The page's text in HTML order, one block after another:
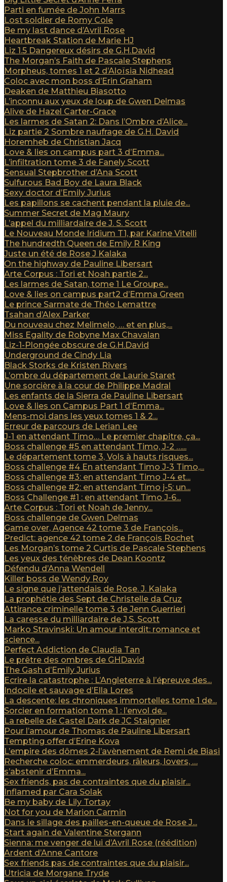
Parti en fumée de John Marrs
Lost soldier de Romy Cole
Be my last dance d’Avril Rose
Heartbreak Station de Marie HJ
Liz 1.5 Dangereux désirs de G.H.David
The Morgan’s Faith de Pascale Stephens
Morpheus, tomes 1 et 2 d’Aloïsia Nidhead
Coloc avec mon boss d’Erin Graham
Deaken de Matthieu Biasotto
L’inconnu aux yeux de loup de Gwen Delmas
Alive de Hazel Carter-Grace
Les larmes de Satan 2: Dans l’Ombre d’Alice...
Liz partie 2 Sombre naufrage de G.H. David
Horemheb de Christian Jacq
Love & lies on campus part 3 d’Emma...
L’infiltration tome 3 de Fanely Scott
Sensual Stepbrother d’Ana Scott
Sulfurous Bad Boy de Laura Black
Sexy doctor d’Emily Jurius
Les papillons se cachent pendant la pluie de...
Summer Secret de Mag Maury
L’appel du milliardaire de J. S. Scott
Le Nouveau Monde Iridium T1, par Karine Vitelli
The hundredth Queen de Emily R King
Juste un été de Rose J Kalaka
On the highway de Pauline Libersart
Arte Corpus : Tori et Noah partie 2...
Les larmes de Satan, tome 1 Le Groupe...
Love & lies on campus part2 d’Emma Green
Le prince Sarmate de Théo Lemattre
Tsahan d’Alex Parker
Du nouveau chez Melimelo, … et en plus,...
Miss Egality de Robyne Max Chavalan
Liz-1-Plongée obscure de G.H.David
Underground de Cindy Lia
Black Storks de Kristen Rivers
L’ombre du département de Laurie Staret
Une sorcière à la cour de Philippe Madral
Les enfants de la Sierra de Pauline Libersart
Love & lies on Campus Part 1 d’Emma...
Mens-moi dans les yeux tomes 1 & 2...
Erreur de parcours de Lerian Lee
J-1 en attendant Timo… Le premier chapitre, ça...
Boss challenge #5 en attendant Timo, J-2 …...
Le département tome 3, Vols à hauts risques...
Boss challenge #4 En attendant Timo J-3 Timo,...
Boss challenge #3: en attendant Timo J-4 et...
Boss challenge #2: en attendant Timo j-5: un...
Boss Challenge #1 : en attendant Timo J-6...
Arte Corpus : Tori et Noah de Jenny...
Boss challenge de Gwen Delmas
Game over, Agence 42 tome 3 de François...
Predict: agence 42 tome 2 de François Rochet
Les Morgan’s tome 2 Curtis de Pascale Stephens
Les yeux des ténèbres de Dean Koontz
Défendu d’Anna Wendell
Killer boss de Wendy Roy
Le signe que j’attendais de Rose. J. Kalaka
La prophétie des Sept de Christelle da Cruz
Attirance criminelle tome 3 de Jenn Guerrieri
La caresse du milliardaire de J.S. Scott
Marko Stravinski: Un amour interdit: romance et
science...
Perfect Addiction de Claudia Tan
Le prêtre des ombres de GHDavid
The Gash d’Emily Jurius
Ecrire la catastrophe : L’Angleterre à l’épreuve des...
Indocile et sauvage d’Ella Lores
La descente: les chroniques immortelles tome 1 de...
Sorcier en formation tome 1 : l’envol de...
La rebelle de Castel Dark de JC Staignier
Pour l’amour de Thomas de Pauline Libersart
Tempting offer d’Erine Kova
L’empire des dômes 2-l’avènement de Remi de Biasi
Recherche coloc: emmerdeurs, râleurs, lovers, …
s’abstenir d’Emma...
Sex friends, pas de contraintes que du plaisir...
Inflamed par Cara Solak
Be my baby de Lily Tortay
Not for you de Marion Carmin
Dans le sillage des pailles-en-queue de Rose J...
Start again de Valentine Stergann
Sienna: me venger de lui d’Avril Rose (réédition)
Ardent d’Anne Cantore
Sex friends pas de contraintes que du plaisir...
Utricia de Morgane Tryde